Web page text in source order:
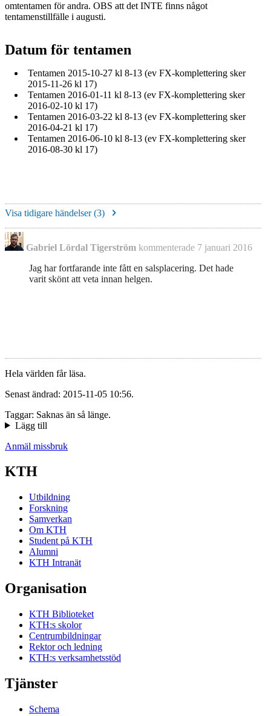
omtentamen för andra. OBS att det INTE finns något
tentamenstillfälle i augusti.
Datum för tentamen
Tentamen 2015-10-27 kl 8-13 (ev FX-komplettering sker
2015-11-26 kl 17)
Tentamen 2016-01-11 kl 8-13 (ev FX-komplettering sker
2016-02-10 kl 17)
Tentamen 2016-03-22 kl 8-13 (ev FX-komplettering sker
2016-04-21 kl 17)
Tentamen 2016-06-10 kl 8-13 (ev FX-komplettering sker
2016-08-30 kl 17)
Visa tidigare händelser (3)
Gabriel Lördal Tigerström kommenterade 7 januari 2016
Jag har fortfarande inte fått en salsplacering. Det hade
varit skönt att veta innan helgen.
Hela världen får läsa.
Senast ändrad: 2015-11-05 10:56.
Taggar: Saknas än så länge.
Lägg till
Anmäl missbruk
KTH
Utbildning
Forskning
Samverkan
Om KTH
Student på KTH
Alumni
KTH Intranät
Organisation
KTH Biblioteket
KTH:s skolor
Centrumbildningar
Rektor och ledning
KTH:s verksamhetsstöd
Tjänster
Schema